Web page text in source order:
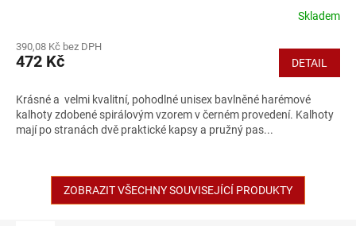
Skladem
390,08 Kč bez DPH
472 Kč DETAIL
Krásné a velmi kvalitní, pohodlné unisex bavlněné harémové
kalhoty zdobené spirálovým vzorem v černém provedení. Kalhoty
mají po stranách dvě praktické kapsy a pružný pas...
ZOBRAZIT VŠECHNY SOUVISEJÍCÍ PRODUKTY